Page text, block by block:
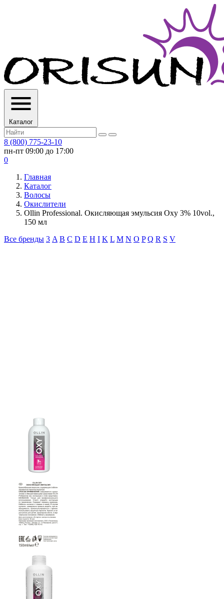
Каталог
8 (800) 775-23-10
пн-пт 09:00 до 17:00
0
Главная
Каталог
Волосы
Окислители
Ollin Professional. Окисляющая эмульсия Oxy 3% 10vol.,
150 мл
Все бренды 3 A B C D E H I K L M N O P Q R S V